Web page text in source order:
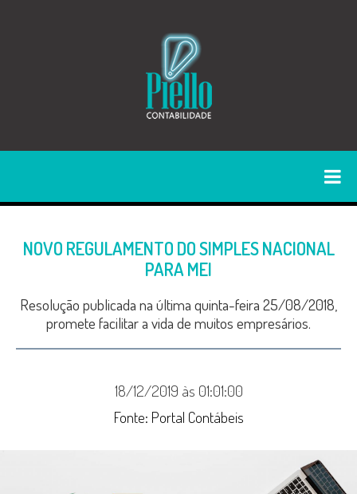
NOVO REGULAMENTO DO SIMPLES NACIONAL
PARA MEI
Resolução publicada na última quinta-feira 25/08/2018,
promete facilitar a vida de muitos empresários.
18/12/2019 às 01:01:00
Fonte: Portal Contábeis